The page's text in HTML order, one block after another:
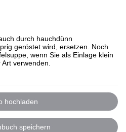
durch hauchdünn
geröstet wird, ersetzen. Noch
wenn Sie als Einlage klein
verwenden.
hochladen
speichern